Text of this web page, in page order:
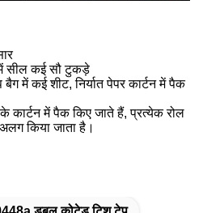
में सील कई सौ टुकड़े
में कई शीट, निर्यात पेपर कार्टन में पैक
कार्टन में पैक किए जाते हैं, प्रत्येक रोल
अलग किया जाता है।